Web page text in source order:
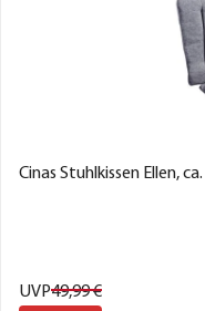
Cinas Stuhlkissen Ellen,
UVP49,99€